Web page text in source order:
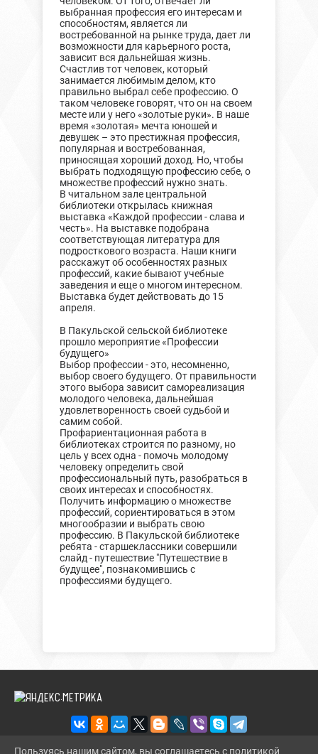
выбранная профессия его интересам и
способностям, является ли
востребованной на рынке труда, дает ли
возможности для карьерного роста,
зависит вся дальнейшая жизнь.
Счастлив тот человек, который
занимается любимым делом, кто
правильно выбрал себе профессию. О
таком человеке говорят, что он на своем
месте или у него «золотые руки». В наше
время «золотая» мечта юношей и
девушек – это престижная профессия,
популярная и востребованная,
приносящая хороший доход. Но, чтобы
выбрать подходящую профессию себе, о
множестве профессий нужно знать.
В читальном зале центральной
библиотеки открылась книжная
выставка «Каждой профессии - слава и
честь». На выставке подобрана
соответствующая литература для
подросткового возраста. Наши книги
расскажут об особенностях разных
профессий, какие бывают учебные
заведения и еще о многом интересном.
Выставка будет действовать до 15
апреля.
В Пакульской сельской библиотеке
прошло мероприятие «Профессии
будущего»
Выбор профессии - это, несомненно,
выбор своего будущего. От правильности
этого выбора зависит самореализация
молодого человека, дальнейшая
удовлетворенность своей судьбой и
самим собой.
Профариентационная работа в
библиотеках строится по разному, но
цель у всех одна - помочь молодому
человеку определить свой
профессиональный путь, разобраться в
своих интересах и способностях.
Получить информацию о множестве
профессий, сориентироваться в этом
многообразии и выбрать свою
профессию. В Пакульской библиотеке
ребята - старшеклассники совершили
слайд - путешествие "Путешествие в
будущее", познакомившись с
профессиями будущего.
Пользуясь нашим сайтом, вы соглашаетесь с политикой